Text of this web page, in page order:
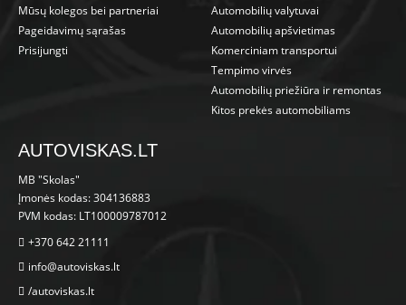
Mūsų kolegos bei partneriai
Pageidavimų sąrašas
Prisijungti
Automobilių valytuvai
Automobilių apšvietimas
Komerciniam transportui
Tempimo virvės
Automobilių priežiūra ir remontas
Kitos prekės automobiliams
AUTOVISKAS.LT
MB "Skolas"
Įmonės kodas: 304136883
PVM kodas: LT100009787012
+370 642 21111
info@autoviskas.lt
/autoviskas.lt